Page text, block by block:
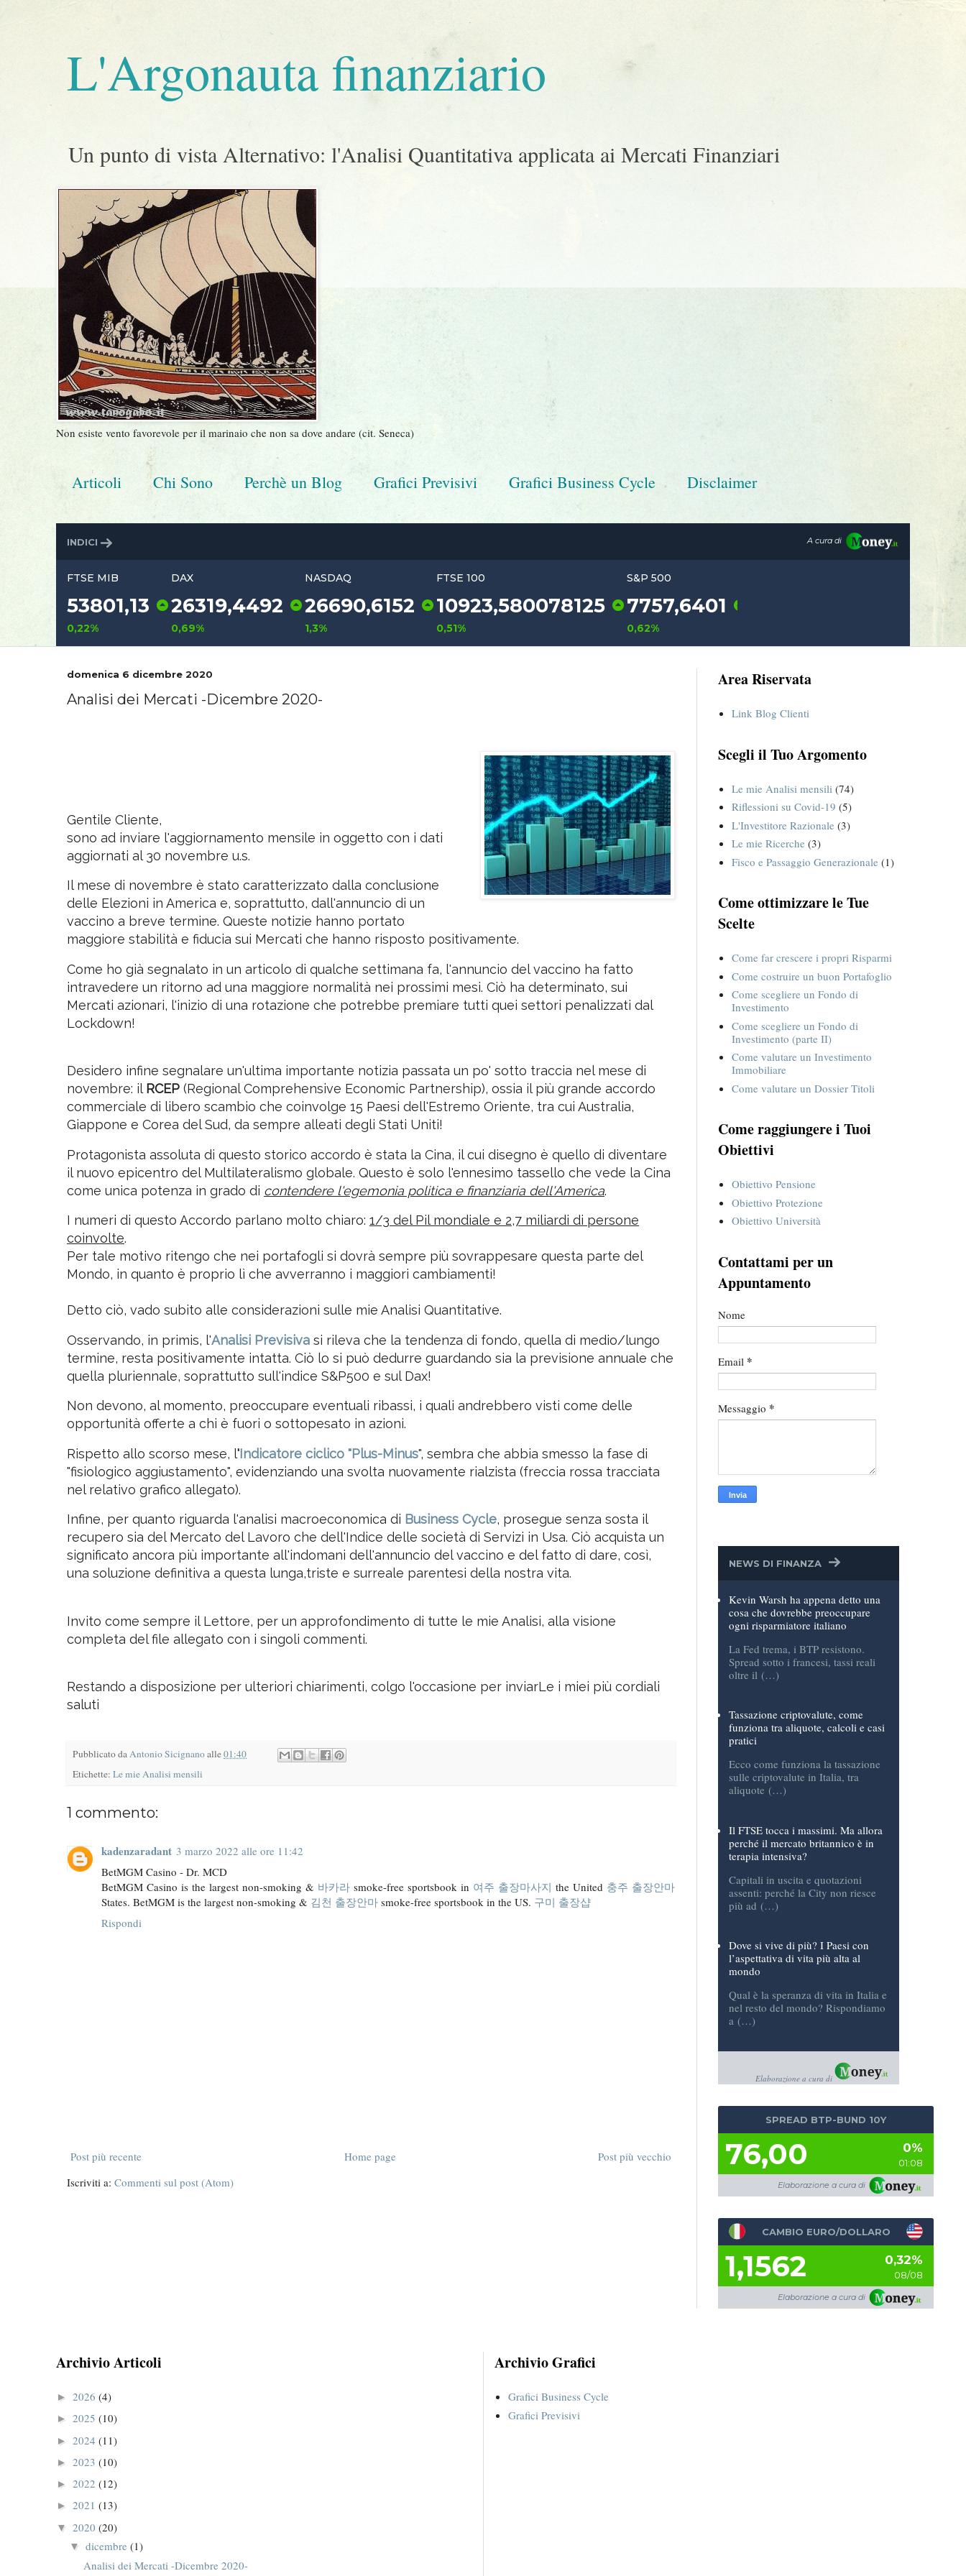
L'Argonauta finanziario
Un punto di vista Alternativo: l'Analisi Quantitativa applicata ai Mercati Finanziari
Non esiste vento favorevole per il marinaio che non sa dove andare (cit. Seneca)
Articoli Chi Sono Perchè un Blog Grafici Previsivi Grafici Business Cycle Disclaimer
INDICI A cura di
FTSE MIB
53801,13
0,22%
26319,4492
NASDAQ
26690,6152
FTSE 100
10923,580078
domenica 6 dicembre 2020
Gentile Cliente,
sono ad inviare l'aggiornamento mensile in oggetto con i dati
aggiornati al 30 novembre u.s.
Il mese di novembre è stato caratterizzato dalla conclusione
delle Elezioni in America e, soprattutto, dall'annuncio di un
vaccino a breve termine. Queste notizie hanno portato
maggiore stabilità e fiducia sui Mercati che hanno risposto positivamente.
Come ho già segnalato in un articolo di qualche settimana fa, l'annuncio del vaccino ha fatto
intravedere un ritorno ad una maggiore normalità nei prossimi mesi. Ciò ha determinato, sui
Mercati azionari, l'inizio di una rotazione che potrebbe premiare tutti quei settori penalizzati dal
Desidero infine segnalare un'ultima importante notizia passata un po' sotto traccia nel mese di
novembre: il RCEP (Regional Comprehensive Economic Partnership), ossia il più grande accordo
commerciale di libero scambio che coinvolge 15 Paesi dell'Estremo Oriente, tra cui Australia,
Giappone e Corea del Sud, da sempre alleati degli Stati Uniti!
Protagonista assoluta di questo storico accordo è stata la Cina, il cui disegno è quello di diventare
il nuovo epicentro del Multilateralismo globale. Questo è solo l'ennesimo tassello che vede la Cina
come unica potenza in grado dicontendere l'egemonia politica e finanziaria dell'America.
I numeri di questo Accordo parlano molto chiaro: 1/3 del Pil mondiale e 2,7 miliardi di persone
coinvolte.
Per tale motivo ritengo che nei portafogli si dovrà sempre più sovrappesare questa parte del
Mondo, in quanto è proprio lì che avverranno i maggiori cambiamenti!
Detto ciò, vado subito alle considerazioni sulle mie Analisi Quantitative.
Osservando, in primis, l'Analisi Previsivasi rileva che la tendenza di fondo, quella di medio/lungo
termine, resta positivamente intatta. Ciò lo si può dedurre guardando sia la previsione annuale che
quella pluriennale, soprattutto sull'indice S&P500 e sul Dax!
Non devono, al momento, preoccupare eventuali ribassi, i quali andrebbero visti come delle
opportunità offerte a chi è fuori o sottopesato in azioni.
Rispetto allo scorso mese, l'Indicatore ciclico "Plus-Minus ", sembra che abbia smesso la fase di
"fisiologico aggiustamento", evidenziando una svolta nuovamente rialzista (freccia rossa tracciata
nel relativo grafico allegato).
Infine, per quanto riguarda l'analisi macroeconomica diBusiness Cycle, prosegue senza sosta il
recupero sia del Mercato del Lavoro che dell'Indice delle società di Servizi in Usa. Ciò acquista un
significato ancora più importante all'indomani dell'annuncio del vaccino e del fatto di dare, così,
Invito come sempre il Lettore, per un approfondimento di tutte le mie Analisi, alla visione
Restando a disposizione per ulteriori chiarimenti, colgo l'occasione per inviarLe i miei più cordiali
Pubblicato daAntonio Sicignano
kadenzaradant 3 marzo 2022 alle ore 11:42
BetMGM Casino - Dr. MCD
States. BetMGM is the largest non-smoking &
Post più recente
Area Riservata
Scegli il Tuo Argomento
Le mie Analisi mensili (74)
Riflessioni su Covid-19 (5)
L'Investitore Razionale
Le mie Ricerche (3)
Come ottimizzare le Tue
Scelte
Come far crescere i propri Risparmi
Come costruire un buon Portafoglio
Come scegliere un Fondo di
Investimento
Come scegliere un Fondo di
Investimento (parte II)
Come valutare un Investimento
Immobiliare
Come raggiungere i Tuoi
Obiettivi
Obiettivo Pensione
Obiettivo Protezione
Contattami per un
Appuntamento
Nome
Email*
Kevin Warsh ha appena detto una
ogni risparmiatore italiano
La Fed trema, i BTP resistono.
Tassazione criptovalute, come
pratici
Ecco come funziona la tassazione
Il FTSE tocca i massimi. Ma allora
terapia intensiva?
Capitali in uscita e quotazioni
Dove si vive di più? I Paesi con
mondo
Qual è la speranza di vita in Italia e
a (…)
Elaborazione a cura di
SPREAD BTP-BUND 10Y
76,00 0%
01:08
CAMBIO EURO/DOLLARO
1,1562 0,32%
08/08
Archivio Articoli
► 2026 (4)
► 2025 (10)
► 2024 (11)
► 2023 (10)
► 2022 (12)
► 2021 (13)
2020(20)
Archivio Grafici
Grafici Business Cycle